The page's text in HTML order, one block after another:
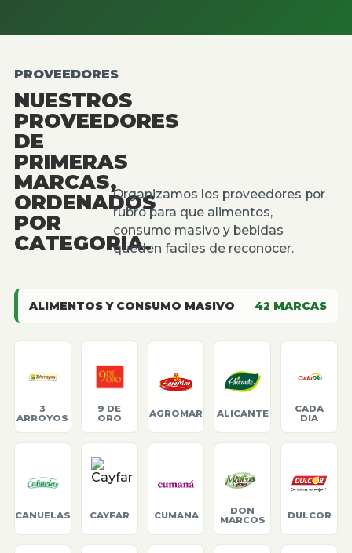
PROVEEDORES
NUESTROS
PROVEEDORES
DE
PRIMERAS
MARCAS,
ORDENADOS
POR
CATEGORIA.
Organizamos los proveedores por
rubro para que alimentos,
consumo masivo y bebidas
queden faciles de reconocer.
ALIMENTOS Y CONSUMO MASIVO 42 MARCAS
3
ARROYOS
9 DE
ORO
AGROMAR ALICANTE
CADA
DIA
CANUELAS CAYFAR CUMANA
DON
MARCOS
DULCOR